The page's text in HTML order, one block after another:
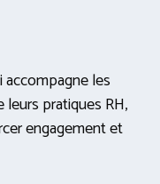
les
pratiques RH,
engagement et